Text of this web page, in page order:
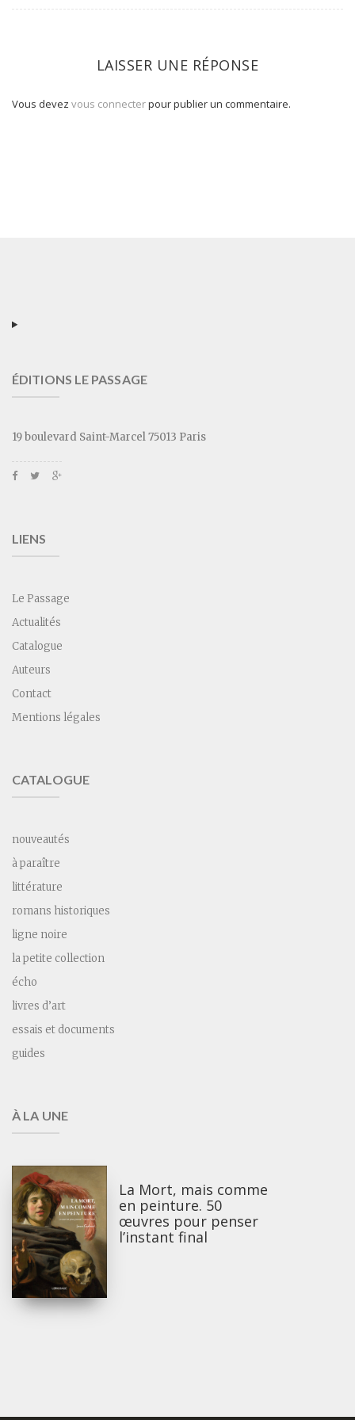
LAISSER UNE RÉPONSE
Vous devez vous connecterpour publier un commentaire.
ÉDITIONS LE PASSAGE
19 boulevard Saint-Marcel 75013 Paris
LIENS
Le Passage
Actualités
Catalogue
Auteurs
Contact
Mentions légales
CATALOGUE
nouveautés
à paraître
littérature
romans historiques
ligne noire
la petite collection
écho
livres d’art
essais et documents
guides
À LA UNE
La Mort, mais comme
en peinture. 50
œuvres pour penser
l’instant final